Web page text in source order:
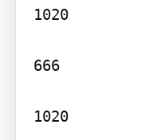
1020
666
1020